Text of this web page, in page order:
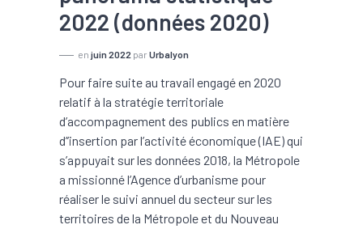
2022 (données 2020)
en juin 2022 par Urbalyon
Pour faire suite au travail engagé en 2020
relatif à la stratégie territoriale
d’accompagnement des publics en matière
d’’insertion par l’activité économique (IAE) qui
s’appuyait sur les données 2018, la Métropole
a missionné l’Agence d’urbanisme pour
réaliser le suivi annuel du secteur sur les
territoires de la Métropole et du Nouveau